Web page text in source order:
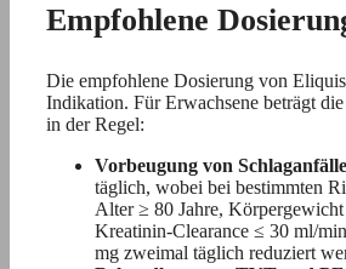
Empfohlene
Die empfohlene Dosierung von
Indikation. Für Erwachsene beträgt
in der Regel:
Vorbeugung von
täglich, wobei bei bestimmten
Alter ≥ 80 Jahre,
Kreatinin-Clearance ≤ 30 ml/
mg zweimal täglich reduziert